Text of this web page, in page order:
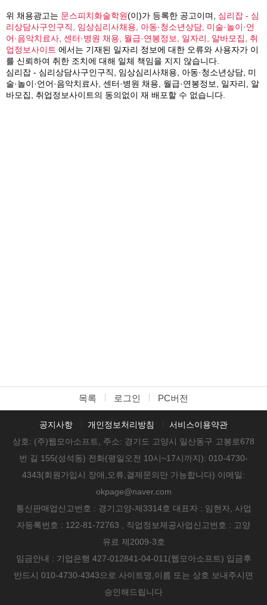
위 채용광고는 문스피치화술학원(이)가 등록한 공고이며, 심리잡 - 심
리상담사구인구직, 임상심리사채용, 아동·청소년상담, 미술·놀이·언
어·음악치료사, 센터·병원 채용, 월급·연봉정보, 일자리, 알바모집, 취
업정보사이트 에서는 기재된 일자리 정보에 대한 오류와 사용자가 이
를 신뢰하여 취한 조치에 대해 일체 책임을 지지 않습니다.
심리잡 - 심리상담사구인구직, 임상심리사채용, 아동·청소년상담, 미
술·놀이·언어·음악치료사, 센터·병원 채용, 월급·연봉정보, 일자리, 알
바모집, 취업정보사이트의 동의없이 재 배포할 수 없습니다.
목록 로그인 PC버전
공지사항 개인정보처리방침
서비스이용약관
상호: (주)웹모아소프트, 주소: 경기도 고양시 일산동구 고봉로678
번 길 155(성석동) 전화(평일오전 10시~17시까지): 010-4730-
4343(회원가입시 장애,오류,결제문의만 가능합니다) 이메일:
okpage@naver.com
통신판매업신고번호 : 경기고양-제3314호 대표자 : 임현자, 사업
자등록번호 : 122-81-72763 , 직업정보제공사업신고번호 : 고양
유료 제2009-3호
임금안내 : 기업은행 427-012841-04-011(웹모아소프트) 입금후
반드시 010-4730-4343으로 사이트명,이름 또는 상호 보내주시면
승인해드립니다